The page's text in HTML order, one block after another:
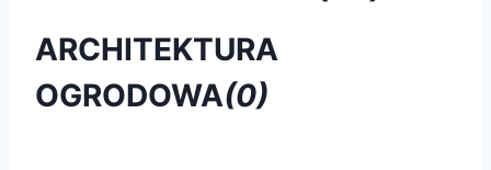
ARCHITEKTURA
OGRODOWA(0)